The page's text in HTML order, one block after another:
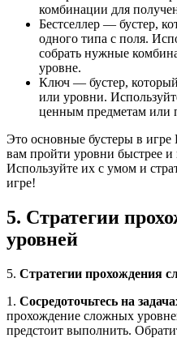
комбинации для
Бестселлер — бустер,
одного типа с поля.
собрать нужные
уровне.
Ключ — бустер,
или уровни.
ценным предметам или
Это основные бустеры в игре
вам пройти уровни быстрее
Используйте их с умом и
игре!
5. Стратегии
уровней
5. Стратегии прохождения
1. Сосредоточьтесь на
прохождение сложных
предстоит выполнить.